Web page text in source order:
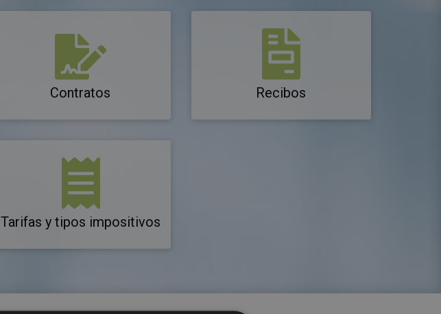
Contratos Recibos
Tarifas y tipos impositivos